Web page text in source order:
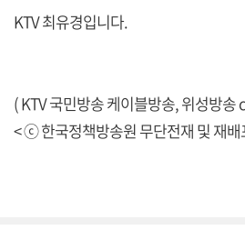
KTV 최유경입니다.
( KTV 국민방송 케이블방송, 위성방송
< ⓒ 한국정책방송원 무단전재 및 재배